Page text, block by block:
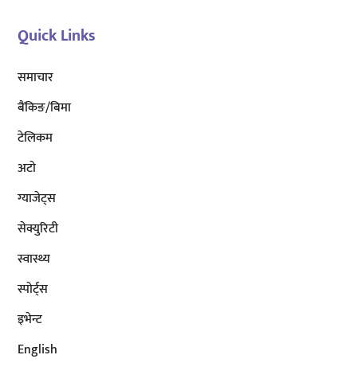
Quick Links
समाचार
बैंकिङ/बिमा
टेलिकम
अटाे
ग्याजेट्स
सेक्युरिटी
स्वास्थ्य
स्पोर्ट्स
इभेन्ट
English